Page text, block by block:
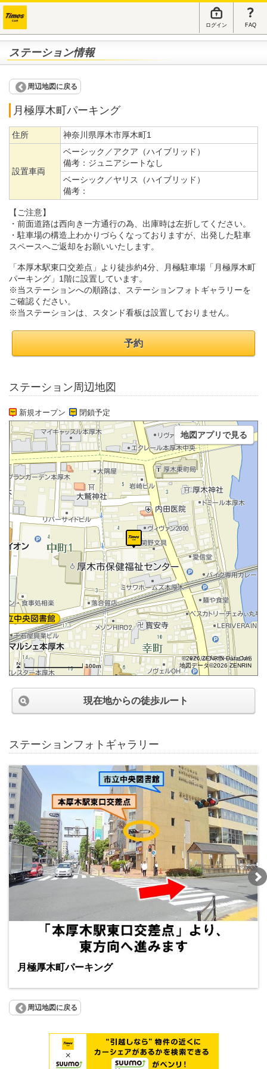
ログイン FAQ
ステーション情報
周辺地図に戻る
月極厚木町パーキング
住所 神奈川県厚木市厚木町1
設置車両
ベーシック／アクア（ハイブリッド）
備考： ジュニアシートなし
ベーシック／ヤリス（ハイブリッド）
備考：
【ご注意】
・前面道路は西向き一方通行の為、出庫時は左折してください。
・駐車場の構造上わかりづらくなっておりますが、出発した駐車
スペースへご返却をお願いいたします。
「本厚木駅東口交差点」より徒歩約4分、月極駐車場「月極厚木町
パーキング」1階に設置しています。
※当ステーションへの順路は、ステーションフォトギャラリーを
ご確認ください。
※当ステーションは、スタンド看板は設置しておりません。
予約
ステーション周辺地図
新規オープン 閉鎖予定
100m
©2026 ZENRIN DataCom
地図データ©2026 ZENRIN
地図アプリで見る
現在地からの徒歩ルート
ステーションフォトギャラリー
月極厚木町パーキング
周辺地図に戻る